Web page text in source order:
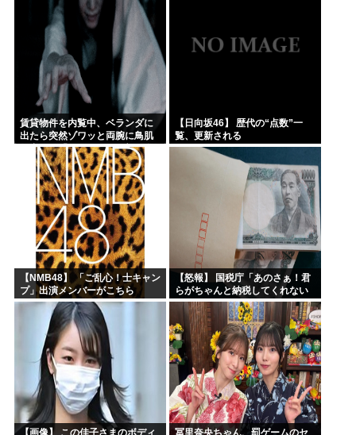
賃貸物件を内覧中、ベランダに
出たら突然ゾワッと両腕に鳥肌
が出た。「やっぱりこの部屋嫌
だ」と思った瞬間、体が前にド
ンッと突き飛ばされて…
【日向坂46】 歴代の“点数”一
覧、更新される
【NMB48】 「ご乱心！士キャン
プ」出演メンバーがこちら
【怒報】 国税庁「あのさぁ！君
らがちゃんと納税してくれない
とこうなっちゃうけどどうす
る？！」←これw w w w w w w w
【画像】 この佳子さまのボディ 冨里奈央ちゃん、罰ゲームのセ